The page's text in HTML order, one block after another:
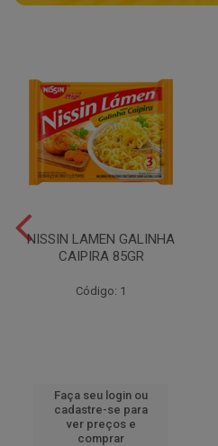
NISSIN LAMEN GALINHA
CAIPIRA 85GR
Código: 1
Faça seu login ou
cadastre-se para
ver preços e
comprar